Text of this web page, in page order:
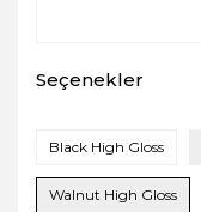
Seçenekler
Black High Gloss
Walnut High Gloss